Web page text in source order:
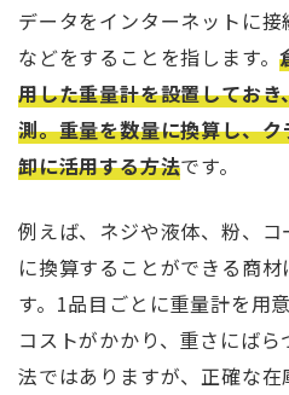
データをインターネットに
などをすることを指します。
用した重量計を設置してお
測。重量を数量に換算し、
卸に活用する方法です。
例えば、ネジや液体、粉、
に換算することができる商
す。1品目ごとに重量計を用
コストがかかり、重さにば
法ではありますが、正確な